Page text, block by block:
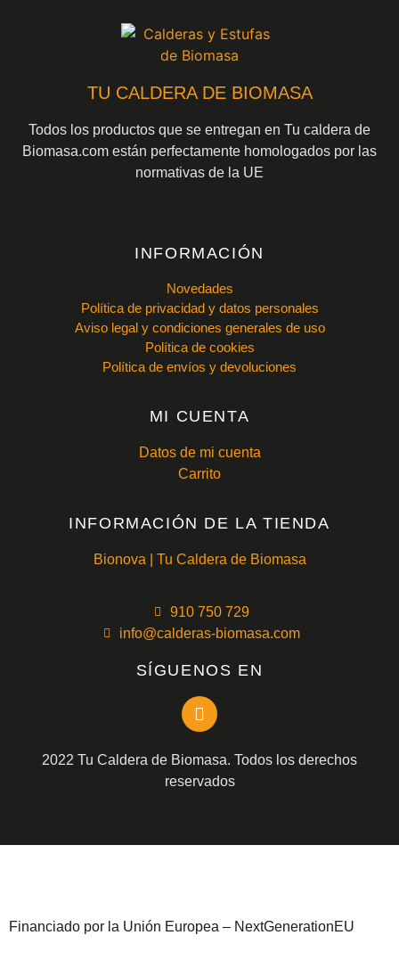
TU CALDERA DE BIOMASA
Todos los productos que se entregan en Tu caldera de
Biomasa.com están perfectamente homologados por las
normativas de la UE
INFORMACIÓN
Novedades
Política de privacidad y datos personales
Aviso legal y condiciones generales de uso
Política de cookies
Política de envíos y devoluciones
MI CUENTA
Datos de mi cuenta
Carrito
INFORMACIÓN DE LA TIENDA
Bionova | Tu Caldera de Biomasa
910 750 729
info@calderas-biomasa.com
SÍGUENOS EN
2022 Tu Caldera de Biomasa. Todos los derechos
reservados
Financiado por la Unión Europea – NextGenerationEU